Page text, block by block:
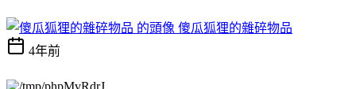
傻瓜狐狸的雜碎物品
4年前